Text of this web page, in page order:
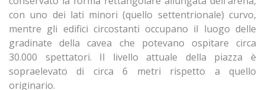
con uno dei lati minori (quello settentrionale) curvo,
mentre gli edifici circostanti occupano il luogo delle
gradinate della cavea che potevano ospitare circa
30.000 spettatori. Il livello attuale della piazza è
sopraelevato di circa 6 metri rispetto a quello
originario.